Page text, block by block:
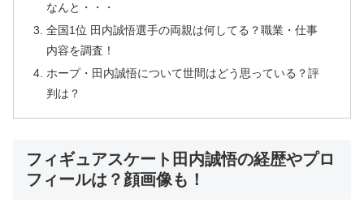
なんと・・・
全国1位 田内誠悟選手の両親は何してる？職業・仕事
内容を調査！
ホープ・田内誠悟について世間はどう思っている？評
判は？
フィギュアスケート田内誠悟の経歴やプロ
フィールは？顔画像も！